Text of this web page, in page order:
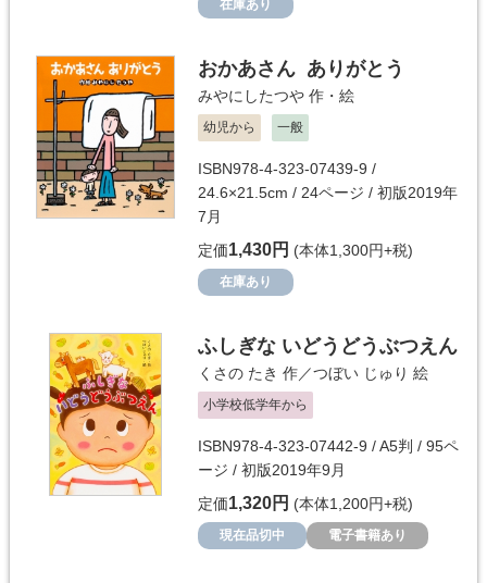
在庫あり
おかあさん ありがとう
みやにしたつや 作・絵
幼児から 一般
ISBN978-4-323-07439-9 /
24.6×21.5cm / 24ページ / 初版2019年
7月
定価1,430円 (本体1,300円+税)
在庫あり
ふしぎな いどうどうぶつえん
くさの たき 作／つぼい じゅり 絵
小学校低学年から
ISBN978-4-323-07442-9 / A5判 / 95ペ
ージ / 初版2019年9月
定価1,320円 (本体1,200円+税)
現在品切中 電子書籍あり